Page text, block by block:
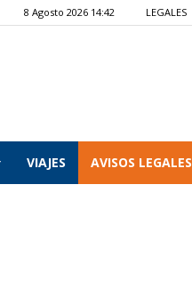
8 Agosto 2026 14:42 LEGALES
VIAJES AVISOS LEGALES